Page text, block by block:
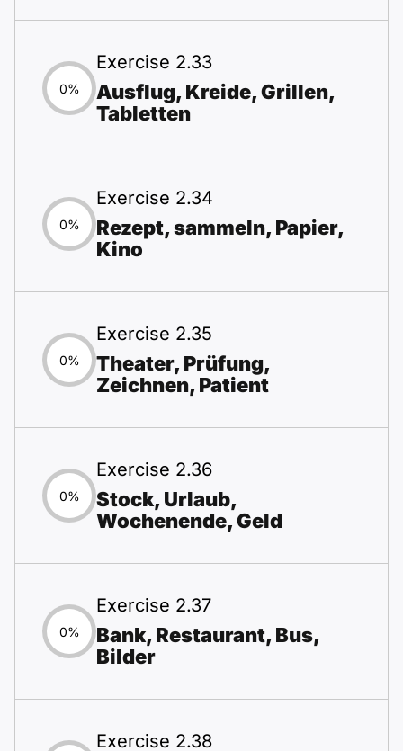
0%
Exercise 2.33
Ausflug, Kreide, Grillen,
Tabletten
0%
Exercise 2.34
Rezept, sammeln, Papier,
Kino
0%
Exercise 2.35
Theater, Prüfung,
Zeichnen, Patient
0%
Exercise 2.36
Stock, Urlaub,
Wochenende, Geld
0%
Exercise 2.37
Bank, Restaurant, Bus,
Bilder
Exercise 2.38